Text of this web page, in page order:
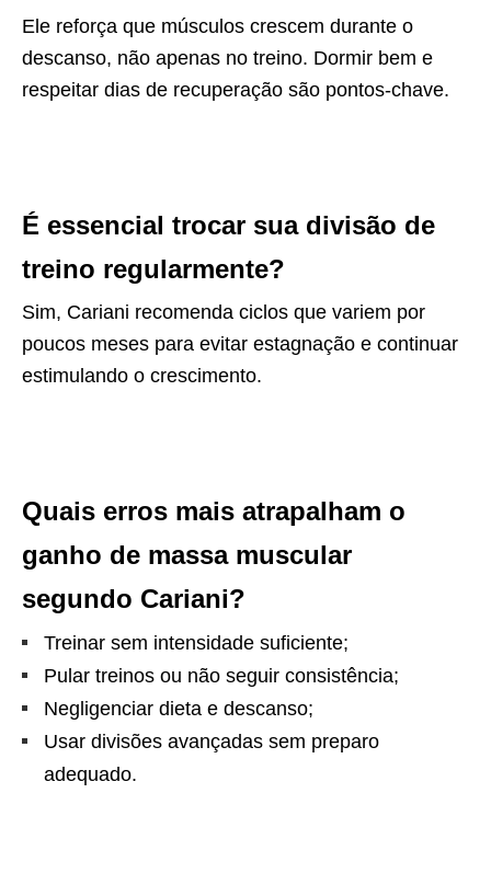
Ele reforça que músculos crescem durante o
descanso, não apenas no treino. Dormir bem e
respeitar dias de recuperação são pontos-chave.
É essencial trocar sua divisão de
treino regularmente?
Sim, Cariani recomenda ciclos que variem por
poucos meses para evitar estagnação e continuar
estimulando o crescimento.
Quais erros mais atrapalham o
ganho de massa muscular
segundo Cariani?
Treinar sem intensidade suficiente;
Pular treinos ou não seguir consistência;
Negligenciar dieta e descanso;
Usar divisões avançadas sem preparo
adequado.